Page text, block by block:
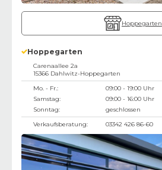
Hoppegarten
Hoppegarten
Carenaallee 2a
15366 Dahlwitz-Hoppegarten
Mo. - Fr.:
09:00 - 19:00 Uhr
Samstag:
09:00 - 16:00 Uhr
Sonntag:
geschlossen
Verkaufsberatung:
03342 426 86-60